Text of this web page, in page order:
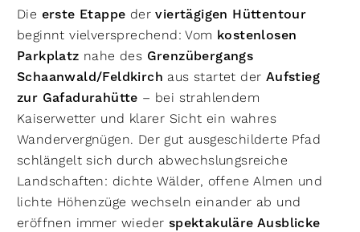
Die erste Etappe derviertägigen Hüttentour
beginnt vielversprechend: Vom kostenlosen
Parkplatz nahe des Grenzübergangs
Schaanwald/Feldkirch aus startet der Aufstieg
zur Gafadurahütte – bei strahlendem
Kaiserwetter und klarer Sicht ein wahres
Wandervergnügen. Der gut ausgeschilderte Pfad
schlängelt sich durch abwechslungsreiche
Landschaften: dichte Wälder, offene Almen und
lichte Höhenzüge wechseln einander ab und
eröffnen immer wieder spektakuläre Ausblicke